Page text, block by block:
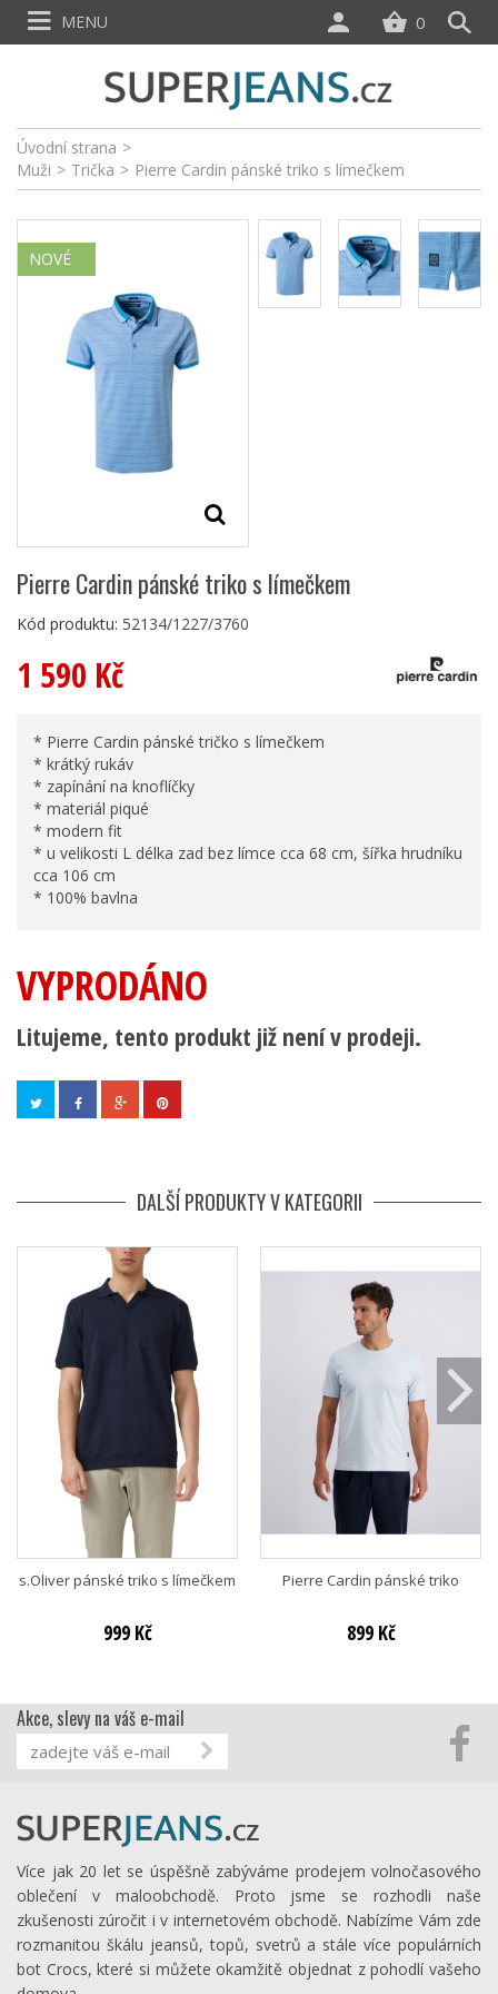
Úvodní strana >
Muži > Trička > Pierre Cardin pánské triko s límečkem
NOVÉ
Pierre Cardin pánské triko s límečkem
Kód produktu: 52134/1227/3760
1 590 Kč
* Pierre Cardin pánské tričko s límečkem
* krátký rukáv
* zapínání na knoflíčky
* materiál piqué
* modern fit
* u velikosti L délka zad bez límce cca 68 cm, šířka hrudníku
cca 106 cm
* 100% bavlna
VYPRODÁNO
Litujeme, tento produkt již není v prodeji.
DALŠÍ PRODUKTY V KATEGORII
s.Oliver pánské triko s límečkem
999 Kč
Pierre Cardin pánské triko
899 Kč
0
MENU
Akce, slevy na váš e-mail
Více jak 20 let se úspěšně zabýváme prodejem volnočasového
oblečení v maloobchodě. Proto jsme se rozhodli naše
zkušenosti zúročit i v internetovém obchodě. Nabízíme Vám zde
rozmanitou škálu jeansů, topů, svetrů a stále více populárních
bot Crocs, které si můžete okamžitě objednat z pohodlí vašeho